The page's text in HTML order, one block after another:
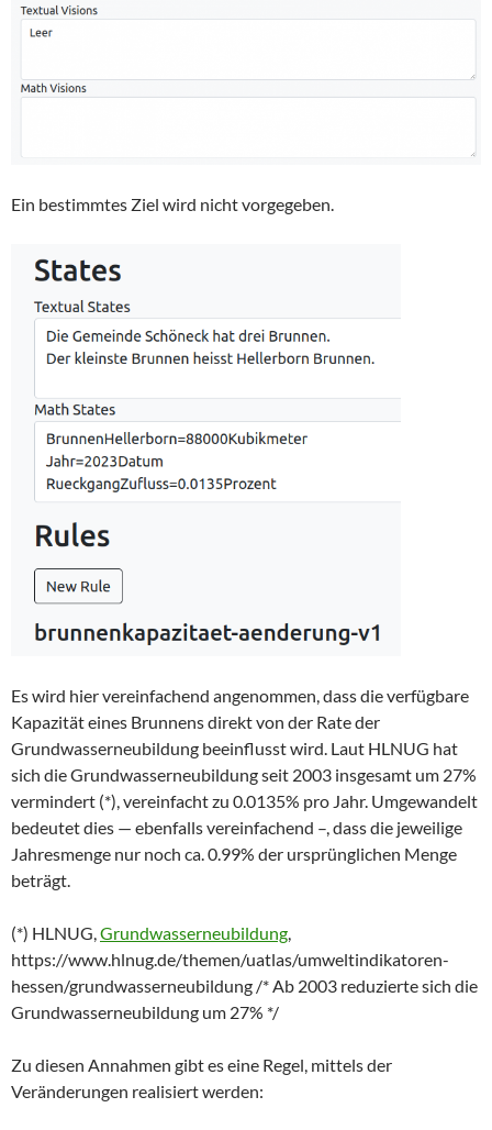
Ein bestimmtes Ziel wird nicht vorgegeben.
Es wird hier vereinfachend angenommen, dass die verfügbare
Kapazität eines Brunnens direkt von der Rate der
Grundwasserneubildung beeinflusst wird. Laut HLNUG hat
sich die Grundwasserneubildung seit 2003 insgesamt um 27%
vermindert (*), vereinfacht zu 0.0135% pro Jahr. Umgewandelt
bedeutet dies — ebenfalls vereinfachend –, dass die jeweilige
Jahresmenge nur noch ca. 0.99% der ursprünglichen Menge
beträgt.
(*) HLNUG,Grundwasserneubildung,
https://www.hlnug.de/themen/uatlas/umweltindikatoren-
hessen/grundwasserneubildung /* Ab 2003 reduzierte sich die
Grundwasserneubildung um 27% */
Zu diesen Annahmen gibt es eine Regel, mittels der
Veränderungen realisiert werden: